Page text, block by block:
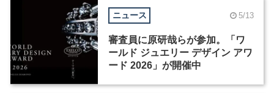
ニュース 5/13
審査員に原研哉らが参加。「ワ
ールド ジュエリー デザイン アワ
ード 2026」が開催中